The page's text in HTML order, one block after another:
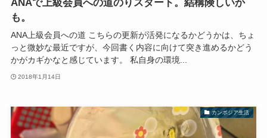
ANAで上級会員への道のりスタート。結構険しいか
も。
ANA上級会員への道 こちらの更新が活発になるかどうかは、ちょ
っと微妙な最近ですが、今回書く内容に向けて突き進めるかどう
かがカギかなと感じています。 私自身の環境...
2018年1月14日
カンボジア生活